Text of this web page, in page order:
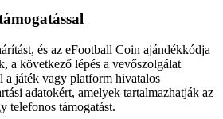
és az eFootball Coin ajándékkódja
a következő lépés a vevőszolgálat
a játék vagy platform hivatalos
adatokért, amelyek tartalmazhatják az
telefonos támogatást.